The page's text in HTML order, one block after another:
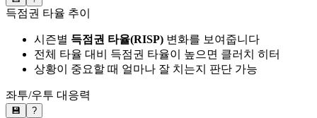
득점권 타율 추이
시즌별 득점권 타율(RISP) 변화를 보여줍니다
전체 타율 대비 득점권 타율이 높으면 클러치 히터
상황이 중요할 때 얼마나 잘 치는지 판단 가능
좌투/우투 대응력
💾 ?